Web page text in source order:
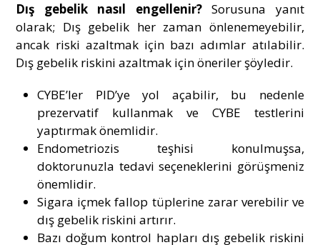
Dış gebelik nasıl engellenir?Sorusuna yanıt
olarak; Dış gebelik her zaman önlenemeyebilir,
ancak riski azaltmak için bazı adımlar atılabilir.
Dış gebelik riskini azaltmak için öneriler şöyledir.
CYBE’ler PID’ye yol açabilir, bu nedenle
prezervatif kullanmak ve CYBE testlerini
yaptırmak önemlidir.
Endometriozis teşhisi konulmuşsa,
doktorunuzla tedavi seçeneklerini görüşmeniz
önemlidir.
Sigara içmek fallop tüplerine zarar verebilir ve
dış gebelik riskini artırır.
Bazı doğum kontrol hapları dış gebelik riskini